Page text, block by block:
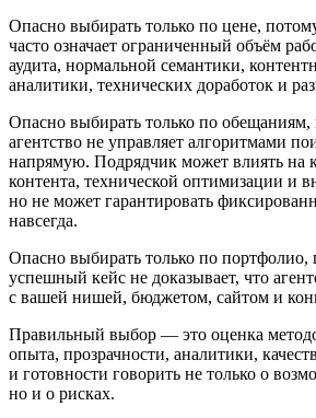
Опасно выбирать только по цене,
часто означает ограниченный объём
аудита, нормальной семантики,
аналитики, технических доработок и
Опасно выбирать только по
агентство не управляет алгоритмами
напрямую. Подрядчик может влиять на
контента, технической оптимизации и
но не может гарантировать
навсегда.
Опасно выбирать только по портфолио,
успешный кейс не доказывает, что
с вашей нишей, бюджетом, сайтом и
Правильный выбор — это оценка
опыта, прозрачности, аналитики,
и готовности говорить не только о
но и о рисках.